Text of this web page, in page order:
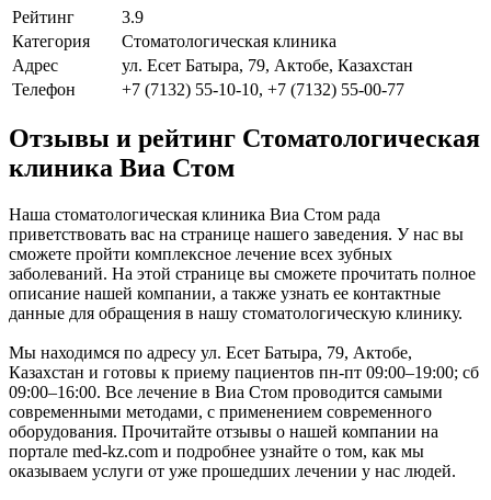
Рейтинг
3.9
Категория
Стоматологическая клиника
Адрес
ул. Есет Батыра, 79, Актобе, Казахстан
Телефон
+7 (7132) 55-10-10, +7 (7132) 55-00-77
Отзывы и рейтинг Стоматологическая
клиника Виа Стом
Наша стоматологическая клиника Виа Стом рада
приветствовать вас на странице нашего заведения. У нас вы
сможете пройти комплексное лечение всех зубных
заболеваний. На этой странице вы сможете прочитать полное
описание нашей компании, а также узнать ее контактные
данные для обращения в нашу стоматологическую клинику.
Мы находимся по адресу ул. Есет Батыра, 79, Актобе,
Казахстан и готовы к приему пациентов пн-пт 09:00–19:00; сб
09:00–16:00. Все лечение в Виа Стом проводится самыми
современными методами, с применением современного
оборудования. Прочитайте отзывы о нашей компании на
портале med-kz.com и подробнее узнайте о том, как мы
оказываем услуги от уже прошедших лечении у нас людей.